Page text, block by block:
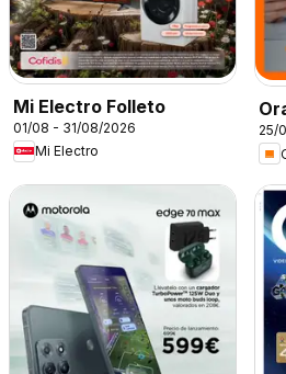
Mi Electro Folleto
01/08 - 31/08/2026
Mi Electro
25/